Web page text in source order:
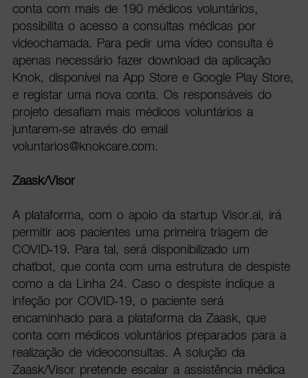
conta com mais de 190 médicos voluntários,
possibilita o acesso a consultas médicas por
videochamada. Para pedir uma vídeo consulta é
apenas necessário fazer download da aplicação
Knok, disponível na App Store e Google Play Store,
e registar uma nova conta. Os responsáveis do
projeto desafiam mais médicos voluntários a
juntarem-se através do email
voluntarios@knokcare.com.
Zaask/Visor
A plataforma, com o apoio da startup Visor.ai, irá
permitir aos pacientes uma primeira triagem de
COVID-19. Para tal, será disponibilizado um
chatbot, que conta com uma estrutura de despiste
como a da Linha 24. Caso o despiste indique a
infeção por COVID-19, o paciente será
encaminhado para a plataforma da Zaask, que
conta com médicos voluntários preparados para a
realização de videoconsultas. A solução da
Zaask/Visor pretende escalar a assistência médica